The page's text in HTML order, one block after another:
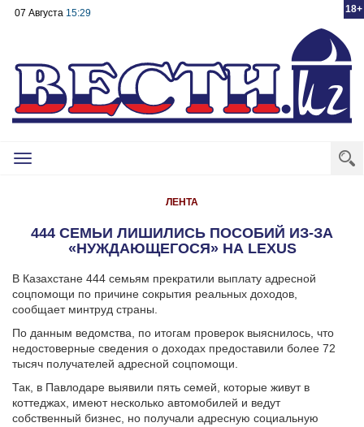
18+
07 Августа 15:29
Toggle
ЛЕНТА
444 СЕМЬИ ЛИШИЛИСЬ ПОСОБИЙ ИЗ-ЗА
«НУЖДАЮЩЕГОСЯ» НА LEXUS
В Казахстане 444 семьям прекратили выплату адресной
соцпомощи по причине сокрытия реальных доходов,
сообщает минтруд страны.
По данным ведомства, по итогам проверок выяснилось, что
недостоверные сведения о доходах предоставили более 72
тысяч получателей адресной соцпомощи.
Так, в Павлодаре выявили пять семей, которые живут в
коттеджах, имеют несколько автомобилей и ведут
собственный бизнес, но получали адресную социальную